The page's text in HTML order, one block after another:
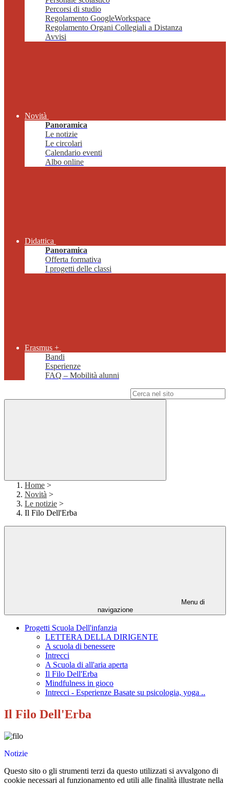
Percorsi di studio
Regolamento GoogleWorkspace
Regolamento Organi Collegiali a Distanza
Avvisi
Novità
Panoramica
Le notizie
Le circolari
Calendario eventi
Albo online
Didattica
Panoramica
Offerta formativa
I progetti delle classi
Erasmus +
Bandi
Esperienze
FAQ – Mobilità alunni
Home >
Novità >
Le notizie >
Il Filo Dell'Erba
Menu di
navigazione
Progetti Scuola Dell'infanzia
LETTERA DELLA DIRIGENTE
A scuola di benessere
Intrecci
A Scuola di all'aria aperta
Il Filo Dell'Erba
Mindfulness in gioco
Intrecci - Esperienze Basate su psicologia, yoga ..
Il Filo Dell'Erba
Notizie
Questo sito o gli strumenti terzi da questo utilizzati si avvalgono di
cookie necessari al funzionamento ed utili alle finalità illustrate nella